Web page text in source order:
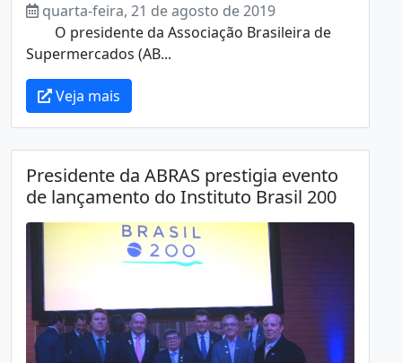
quarta-feira, 21 de agosto de 2019
O presidente da Associação Brasileira de
Supermercados (AB...
Veja mais
Presidente da ABRAS prestigia evento
de lançamento do Instituto Brasil 200